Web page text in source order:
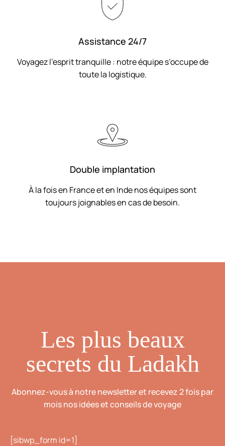
Assistance 24/7
Voyagez l’esprit tranquille : notre équipe s’occupe de
toute la logistique.
Double implantation
À la fois en France et en Inde nos équipes sont
toujours joignables en cas de besoin.
Les plus beaux
secrets du Ladakh
Abonnez-vous à notre newsletter et recevez 2 fois par
mois nos idées et conseils de voyage
[sibwp_form id=1]